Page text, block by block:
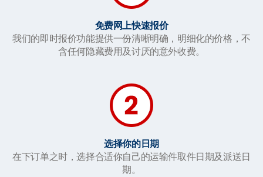
免费网上快速报价
我们的即时报价功能提供一份清晰明确，明细化的价格，不
含任何隐藏费用及讨厌的意外收费。
选择你的日期
在下订单之时，选择合适你自己的运输件取件日期及派送日
期。